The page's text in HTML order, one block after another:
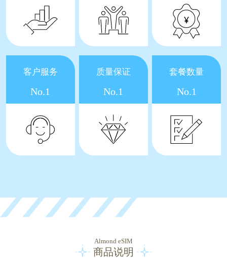
客户服务
No.1
质量保证
No.1
套餐数量
No.1
Almond eSIM
商品说明